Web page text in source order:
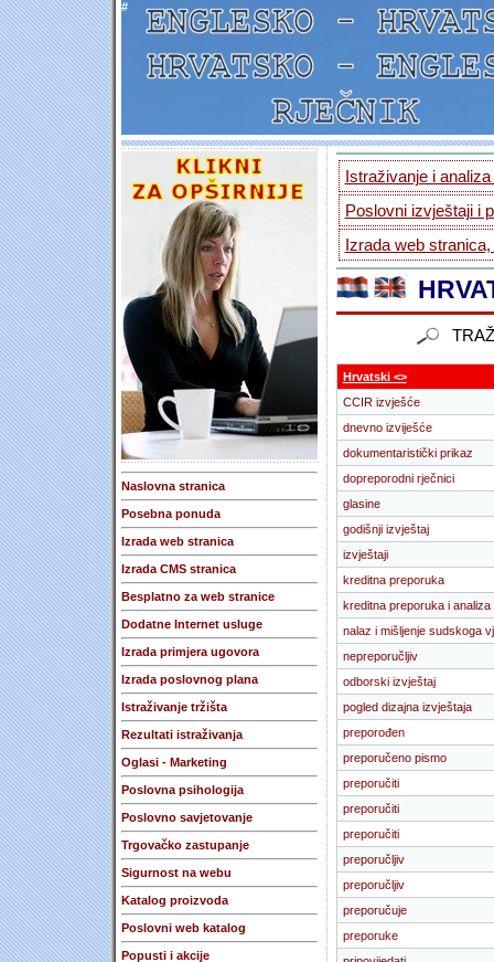
#
Naslovna stranica
Posebna ponuda
Izrada web stranica
Izrada CMS stranica
Besplatno za web stranice
Dodatne Internet usluge
Izrada primjera ugovora
Izrada poslovnog plana
Istraživanje tržišta
Rezultati istraživanja
Oglasi - Marketing
Poslovna psihologija
Poslovno savjetovanje
Trgovačko zastupanje
Sigurnost na webu
Katalog proizvoda
Poslovni web katalog
Popusti i akcije
Istraživanje i
Poslovni izvještaji i
Izrada web
Hrvatski <>
CCIR izvješće
dnevno izviješće
dokumentaristički prikaz
dopreporodni rječnici
glasine
godišnji izvještaj
izvještaji
kreditna preporuka
kreditna preporuka i analiza
nalaz i mišljenje sudskoga
nepreporučljiv
odborski izvještaj
pogled dizajna izvještaja
preporođen
preporučeno pismo
preporučiti
preporučiti
preporučiti
preporučljiv
preporučljiv
preporučuje
preporuke